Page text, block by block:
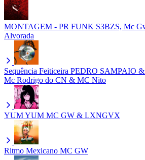
MONTAGEM - PR FUNK S3BZS, Mc
Alvorada
Sequência Feiticeira PEDRO SAMPAIO
Mc Rodrigo do CN & MC Nito
YUM YUM MC GW & LXNGVX
Ritmo Mexicano MC GW